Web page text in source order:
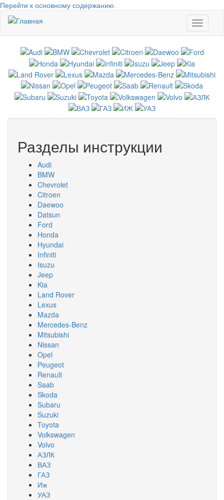
Перейти к основному содержанию
Toggle
Разделы инструкции
Audi
BMW
Chevrolet
Citroen
Daewoo
Datsun
Ford
Honda
Hyundai
Infiniti
Isuzu
Jeep
Kia
Land Rover
Lexus
Mazda
Mercedes-Benz
Mitsubishi
Nissan
Opel
Peugeot
Renault
Saab
Skoda
Subaru
Suzuki
Toyota
Volkswagen
Volvo
АЗЛК
ВАЗ
ГАЗ
Иж
УАЗ